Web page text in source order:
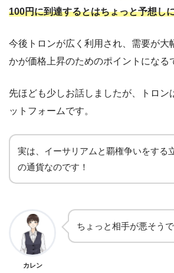
100円に到達するとはちょっと予想し
今後トロンが広く利用され、需要が大
かが価格上昇のためのポイントになる
先ほども少しお話しましたが、トロン
ットフォームです。
実は、イーサリアムと覇権争いをする
の通貨なのです！
カレン
ちょっと相手が悪そう